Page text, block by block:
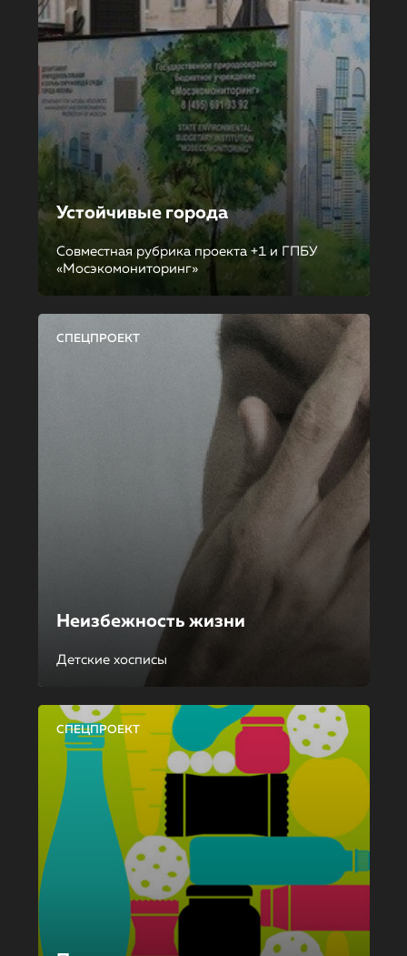
Устойчивые города
Совместная рубрика проекта +1 и ГПБУ
«Мосэкомониторинг»
СПЕЦПРОЕКТ
Неизбежность жизни
Детские хосписы
СПЕЦПРОЕКТ